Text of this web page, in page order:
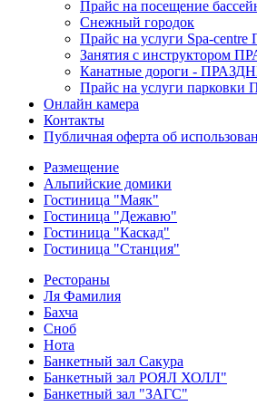
Прайс на посещение
Снежный городок
Прайс на услуги Spa-
Занятия с инструктором
Канатные дороги -
Прайс на услуги
Онлайн камера
Контакты
Публичная оферта об
Размещение
Альпийские домики
Гостиница "Маяк"
Гостиница "Дежавю"
Гостиница "Каскад"
Гостиница "Станция"
Рестораны
Ля Фамилия
Бахча
Сноб
Нота
Банкетный зал Сакура
Банкетный зал РОЯЛ ХОЛЛ"
Банкетный зал "ЗАГС"